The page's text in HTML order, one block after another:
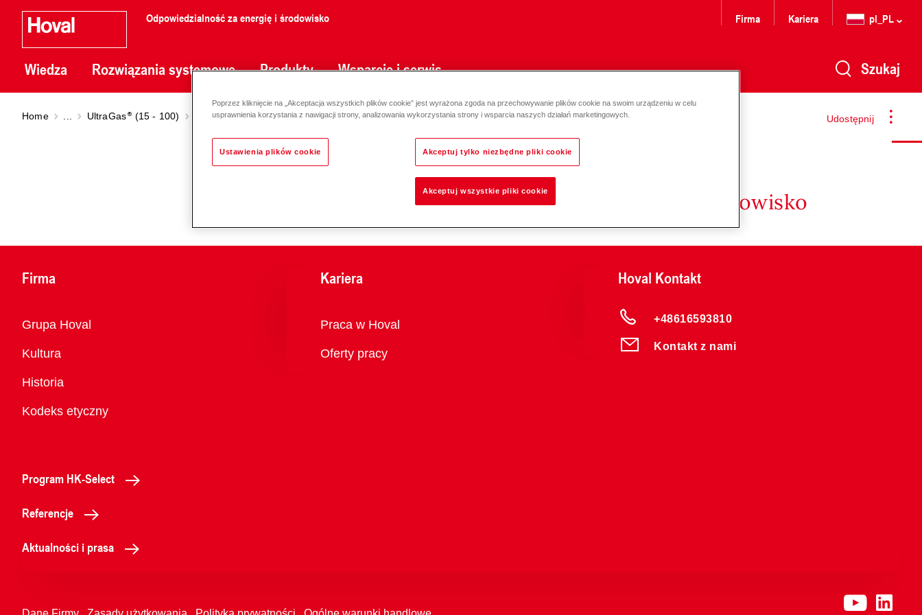
Odpowiedzialność za energię i środowisko
Wiedza Rozwiązania systemowe Produkty Wsparcie i serwis
Firma Kariera pl_PL
Szukaj
Udostępnij
Home UltraGas (15 - 100) UltraGas (15-27)
Odpowiedzialność za energię i środowisko
Firma
Przegląd
Grupa Hoval
Kultura
Historia
Kodeks etyczny
Kariera
Przegląd
Praca w Hoval
Oferty pracy
Hoval Kontakt
+48616593810
Kontakt z nami
Program HK-Select
Referencje
Aktualności i prasa
Poprzez kliknięcie na „Akceptacja wszystkich plików cookie” jest wyrażona zgoda na przechowywanie plików cookie na swoim urządzeniu w celu
usprawnienia korzystania z nawigacji strony, analizowania wykorzystania strony i wsparcia naszych działań marketingowych.
Ustawienia plików cookie Akceptuj tylko niezbędne pliki cookie
Akceptuj wszystkie pliki cookie